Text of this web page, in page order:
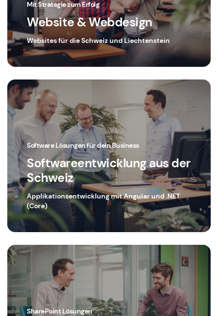
Mit Strategie zum Erfolg
Website & Webdesign
Websites für die Schweiz und Liechtenstein
Software Lösungen für dein Business
Softwareentwicklung aus der
Schweiz
Applikationsentwicklung mit Angular und .NET
(Core)
SharePoint Lösungen